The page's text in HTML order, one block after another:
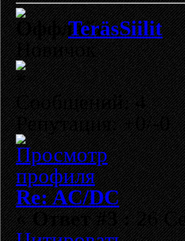
TeräsSiilit
Новичок
Сообщений: 4
Репутация: +0/-0
Re: AC/DC
«Ответ #3 :26